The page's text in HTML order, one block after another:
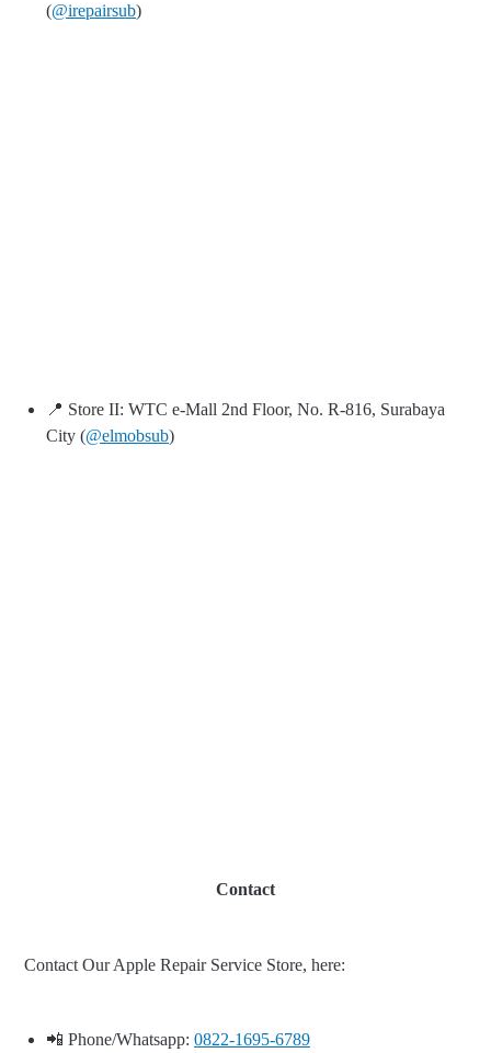
(@irepairsub)
📍 Store II: WTC e-Mall 2nd Floor, No. R-816, Surabaya
City (@elmobsub)
Contact
Contact Our Apple Repair Service Store, here:
📲 Phone/Whatsapp: 0822-1695-6789